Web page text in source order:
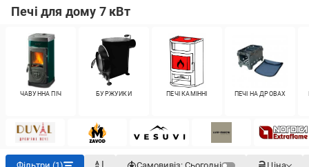
Печі для дому 7 кВт
ЧАВУННА ПІЧ БУРЖУЙКИ ПЕЧІ КАМІННІ ПЕЧІ НА ДРОВАХ